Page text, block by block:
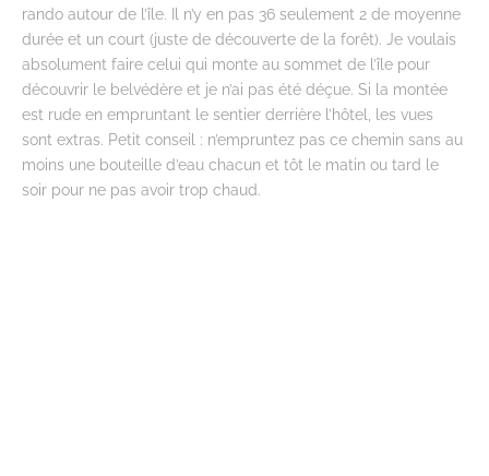
rando autour de l’île. Il n’y en pas 36 seulement 2 de moyenne
durée et un court (juste de découverte de la forêt). Je voulais
absolument faire celui qui monte au sommet de l’île pour
découvrir le belvédère et je n’ai pas été déçue. Si la montée
est rude en empruntant le sentier derrière l’hôtel, les vues
sont extras. Petit conseil : n’empruntez pas ce chemin sans au
moins une bouteille d’eau chacun et tôt le matin ou tard le
soir pour ne pas avoir trop chaud.